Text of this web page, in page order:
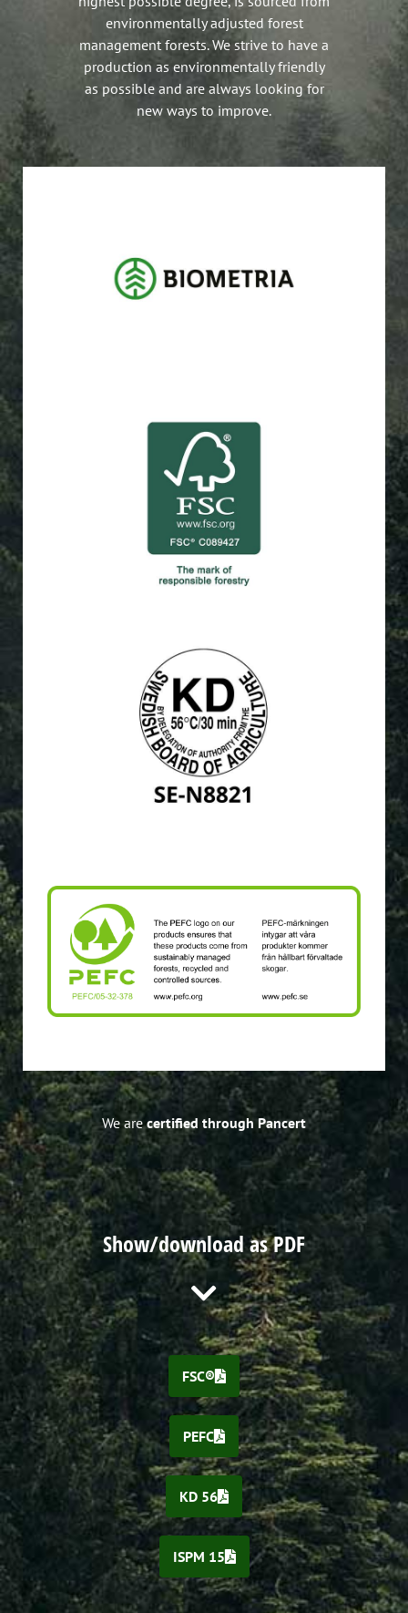
environmentally adjusted forest
management forests. We strive to have a
production as environmentally friendly
as possible and are always looking for
new ways to improve.
Betryggande, opartisk och likformig
virkesmätning, mellan köpare och säljare.
FSC®
Miljöanpassat, samhällsnyttigt och ekonomiskt
livskraftigt bruk av världens skogar.
Till FSC®
JORDBRUKSVERKET
Värmetorkning enligt KD 56°C/30 eliminerar alla
växtskadegörare i träet.
Till Jordbruksverket
PEFC
Miljövänligt, resurshushållande skogsbruk,
anpassat efter svensk privat småskalighet.
We arecertified through Pancert
Show/download as PDF
FSC®
PEFC
KD 56
ISPM 15